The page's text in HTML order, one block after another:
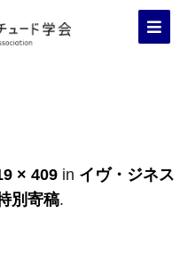
× 409 in イヴ・ジネス
別寄稿.